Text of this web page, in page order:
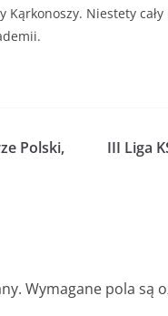
Niestety cały
Polski,
III Liga
Wymagane pola są